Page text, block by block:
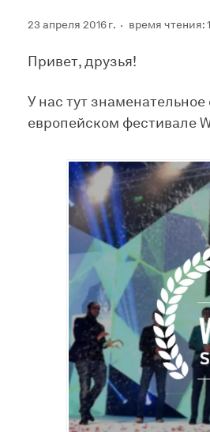
23 апреля 2016 г. время чтения:
Привет, друзья!
У нас тут
европейском фестивале